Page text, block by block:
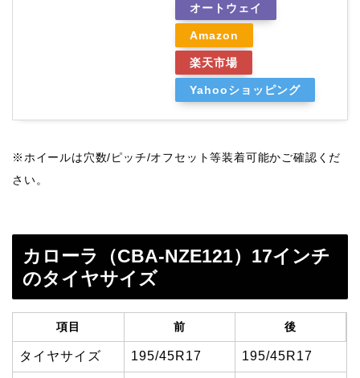
オートウェイ
Amazon
楽天市場
Yahooショッピング
※ホイールは穴数/ピッチ/オフセット等装着可能かご確認くだ
さい。
カローラ（CBA-NZE121）17インチ
のタイヤサイズ
項目 前 後
タイヤサイズ 195/45R17 195/45R17